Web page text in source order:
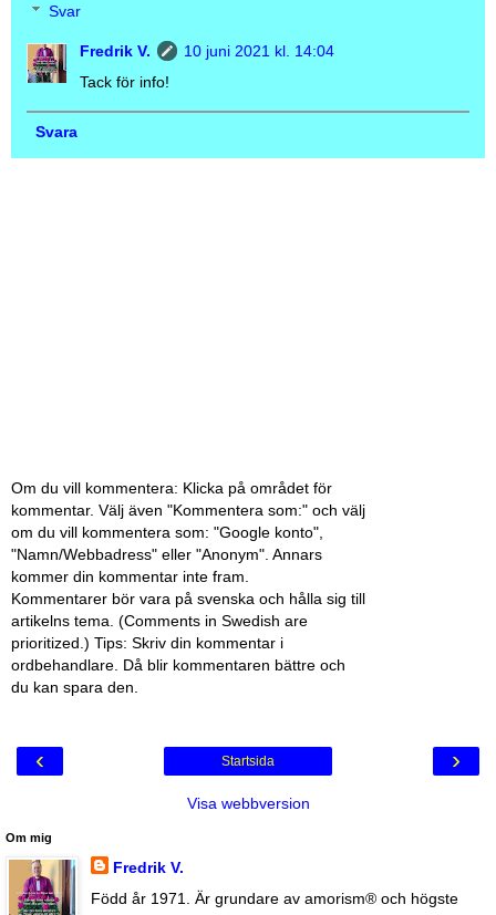
Svar
Fredrik V.
10 juni 2021 kl. 14:04
Tack för info!
Svara
Om du vill kommentera: Klicka på området för
kommentar. Välj även "Kommentera som:" och välj
om du vill kommentera som: "Google konto",
"Namn/Webbadress" eller "Anonym". Annars
kommer din kommentar inte fram.
Kommentarer bör vara på svenska och hålla sig till
artikelns tema. (Comments in Swedish are
prioritized.) Tips: Skriv din kommentar i
ordbehandlare. Då blir kommentaren bättre och
du kan spara den.
‹ ›
Startsida
Visa webbversion
Om mig
Fredrik V.
Född år 1971. Är grundare av amorism® och högste